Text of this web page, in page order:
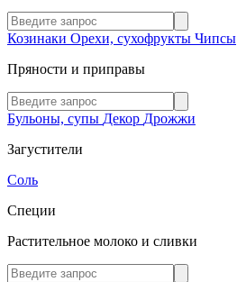
Козинаки Орехи, сухофрукты Чипсы
Пряности и приправы
Бульоны, супы Декор Дрожжи
Загустители
Соль
Специи
Растительное молоко и сливки